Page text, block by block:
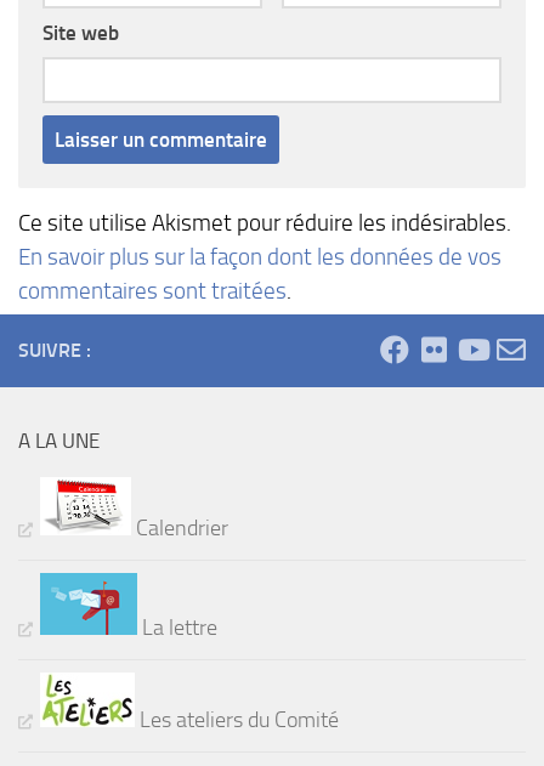
Site web
Ce site utilise Akismet pour réduire les indésirables.
En savoir plus sur la façon dont les données de vos
commentaires sont traitées.
SUIVRE :
A LA UNE
Calendrier
La lettre
Les ateliers du Comité